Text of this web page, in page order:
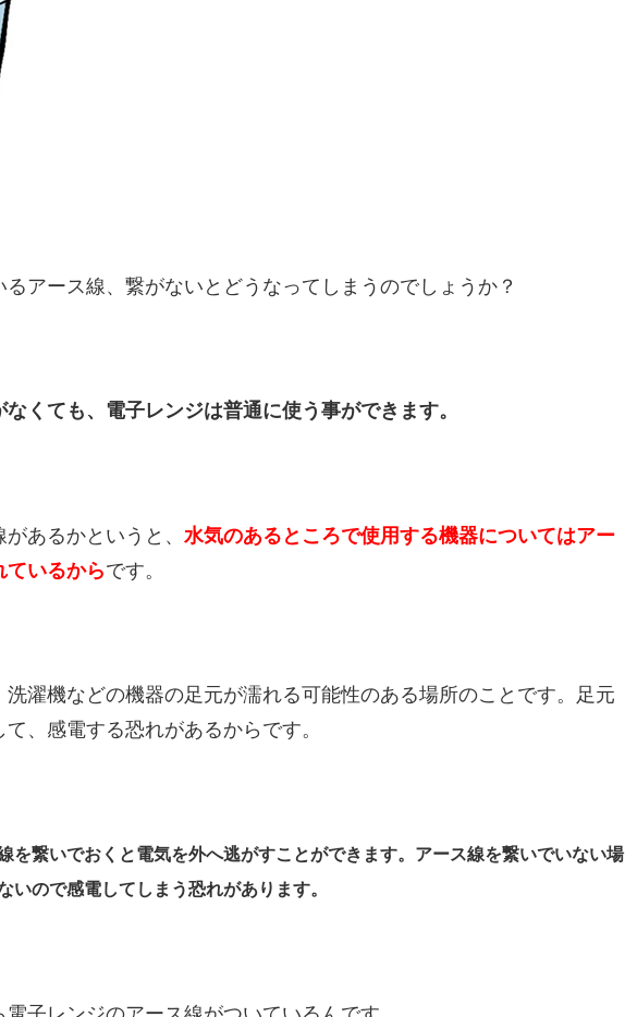
アース線、繋がないとどうなってしまうのでしょうか？
くても、電子レンジは普通に使う事ができます。
あるかというと、 水気のあるところで使用する機器についてはアー
ているからです。
濯機などの機器の足元が濡れる可能性のある場所のことです。足元
、感電する恐れがあるからです。
を繋いでおくと電気を外へ逃がすことができます。アース線を繋いでいない場
いので感電してしまう恐れがあります。